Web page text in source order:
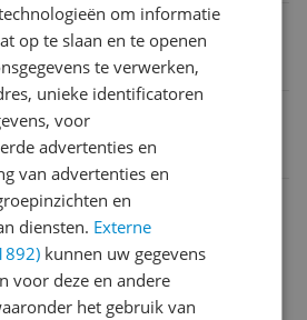
Levering
instellen en gebruik
kenmerken
om informatie
op te slaan en te openen
te verwerken,
unieke identificatoren
voor
advertenties en
van advertenties en
en
diensten. Externe
kunnen uw gegevens
voor deze en andere
het gebruik van